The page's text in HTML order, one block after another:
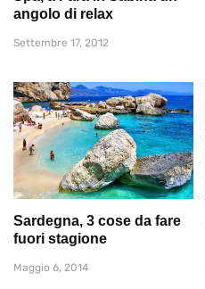
angolo di relax
Settembre 17, 2012
Sardegna, 3 cose da fare
fuori stagione
Maggio 6, 2014